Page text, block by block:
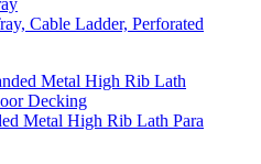
Cable Ladder, Perforated
Metal High Rib Lath Para